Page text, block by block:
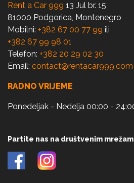
Rent a Car 999 13 Jul br. 15
81000 Podgorica, Montenegro
Mobilni: +382 67 00 77 99 ili
+382 67 99 98 01
Telefon: +382 20 29 02 30
Email: contact@rentacar999.com
RADNO VRIJEME
Ponedeljak - Nedelja 00:00 -
Partite nas na društvenim